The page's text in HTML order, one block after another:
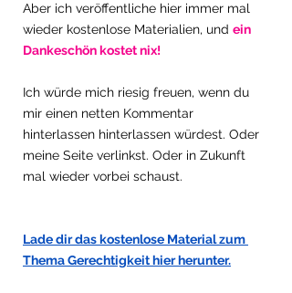
Aber ich veröffentliche hier immer mal
wieder kostenlose Materialien, und ein
Dankeschön kostet nix!
Ich würde mich riesig freuen, wenn du
mir einen netten Kommentar
hinterlassen hinterlassen würdest. Oder
meine Seite verlinkst. Oder in Zukunft
mal wieder vorbei schaust.
Lade dir das kostenlose Material zum
Thema Gerechtigkeit hier herunter.